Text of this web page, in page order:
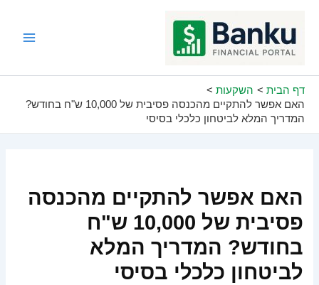
דף הבית
השקעות
האם אפשר להתקיים מהכנסה פסיבית של 10,000 ש"ח בחודש?
המדריך המלא לביטחון כלכלי בסיסי
האם אפשר להתקיים מהכנסה
פסיבית של 10,000 ש"ח
בחודש? המדריך המלא
לביטחון כלכלי בסיסי